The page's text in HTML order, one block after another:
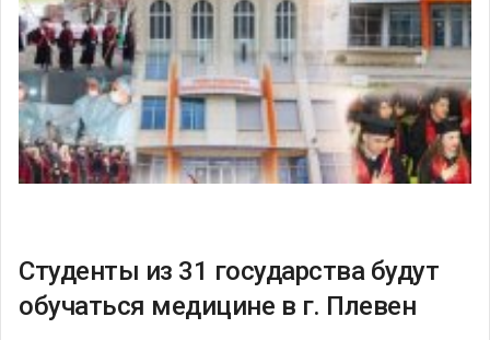
Студенты из 31 государства будут
обучаться медицине в г. Плевен